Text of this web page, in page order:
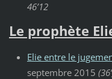
46’12
Le prophète
Elie entre le
septembre 2015